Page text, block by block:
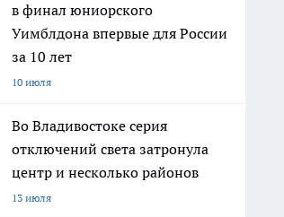
в финал юниорского
Уимблдона впервые для России
за 10 лет
10 июля
Во Владивостоке серия
отключений света затронула
центр и несколько районов
13 июля